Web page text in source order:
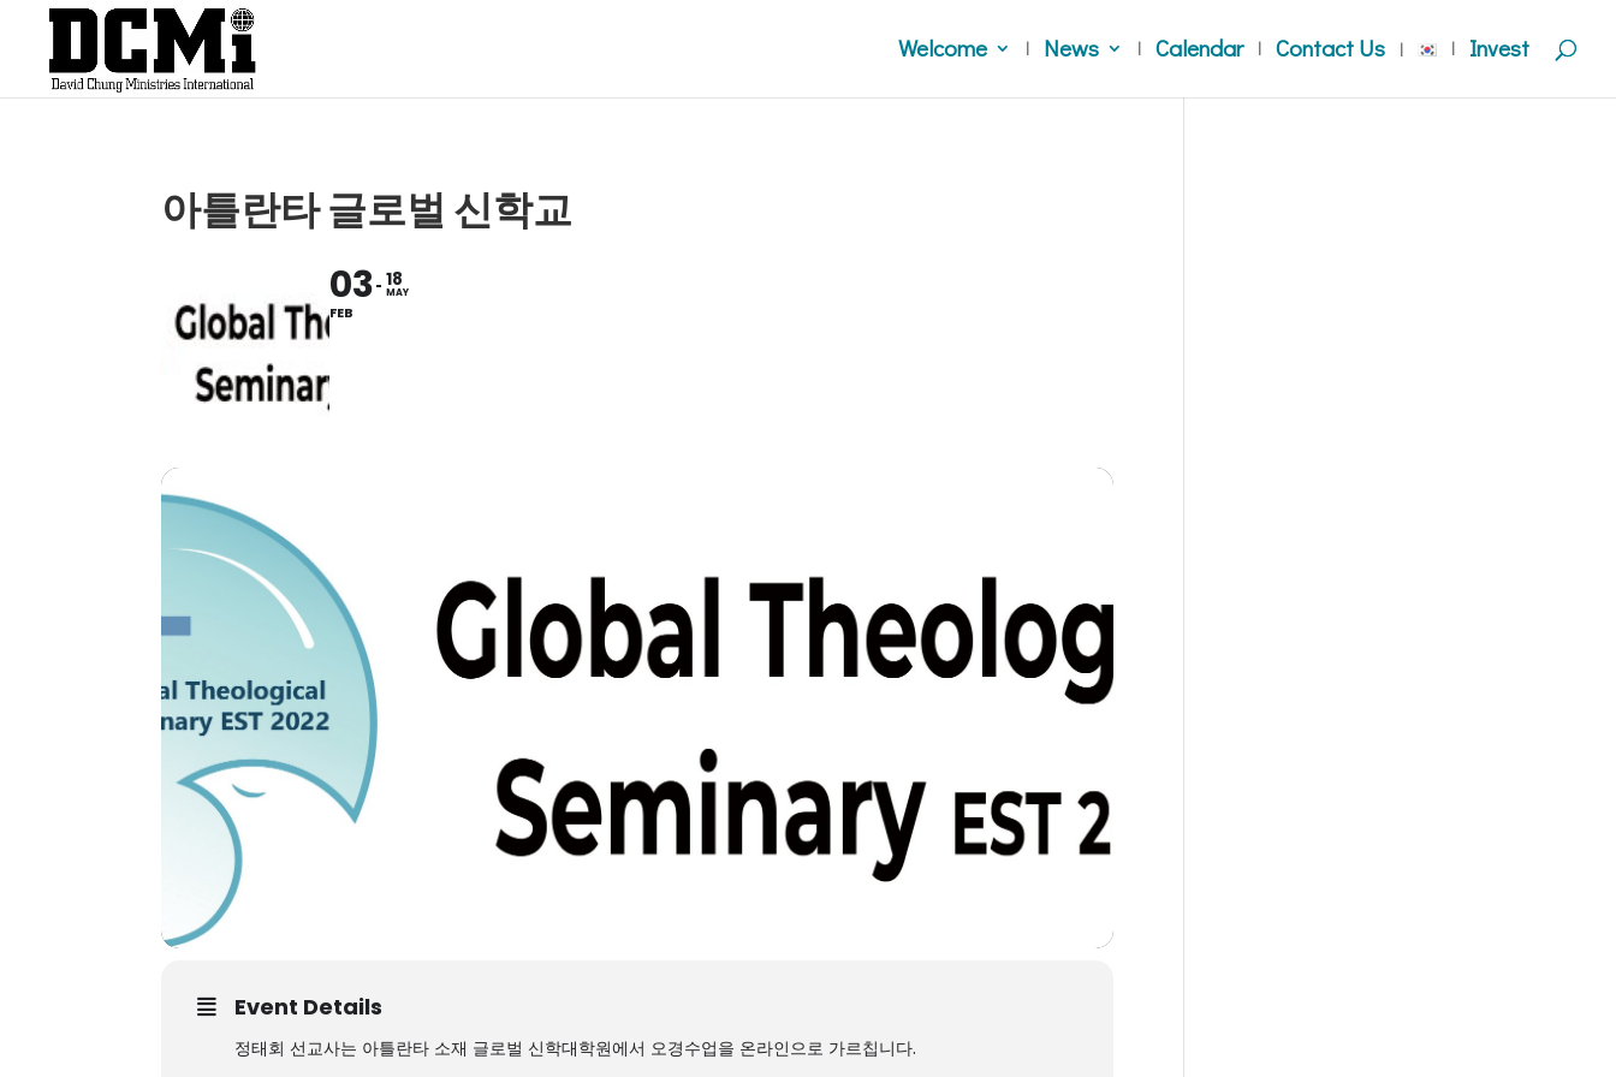
Welcome News Calendar Contact Us Invest
아틀란타 글로벌 신학교
03
FEB
18
MAY
Event Details
정태회 선교사는 아틀란타 소재 글로벌 신학대학원에서 오경수업을 온라인으로 가르칩니다.